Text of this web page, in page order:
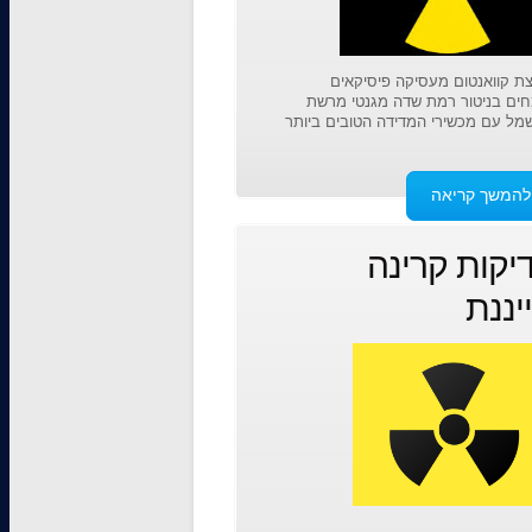
קוואנטום מעסיקה פיסיקאים
בניטור רמת שדה מגנטי מרשת
עם מכשירי המדידה הטובים ביותר
להמשך קריאה
קרינה